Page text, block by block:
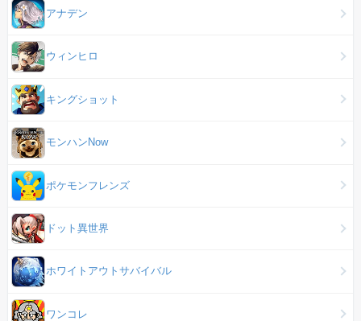
アナデン
ウィンヒロ
キングショット
モンハンNow
ポケモンフレンズ
ドット異世界
ホワイトアウトサバイバル
ワンコレ